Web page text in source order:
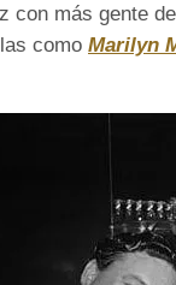
más gente
como Marilyn